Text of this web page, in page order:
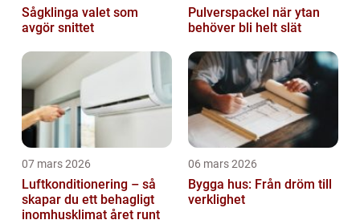
Sågklinga valet som
avgör snittet
Pulverspackel när ytan
behöver bli helt slät
07 mars 2026
Luftkonditionering – så
skapar du ett behagligt
inomhusklimat året runt
06 mars 2026
Bygga hus: Från dröm till
verklighet